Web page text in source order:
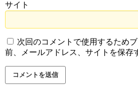
サイト
次回のコメントで使用するため
前、メールアドレス、サイトを保存